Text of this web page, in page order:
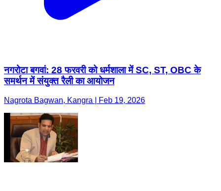
नगरोटा बगवां: 28 फरवरी को धर्मशाला में SC, ST, OBC के
समर्थन में संयुक्त रैली का आयोजन
Nagrota Bagwan, Kangra | Feb 19, 2026